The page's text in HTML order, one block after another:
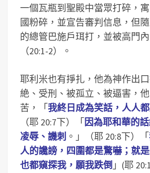
一個瓦瓶到聖殿中當眾打碎，
國粉碎，並宣告審判信息，但
的總管巴施戶珥打，並被高門
（20:1-2）。
耶利米也有掙扎，他為神作出
絶、受刑、被孤立、被逼害，
苦，「我終日成為笑話，人人
（耶 20:7下）「因為耶和華的
凌辱、譏刺 。」（耶 20:8下）「
人的讒謗，四圍都是驚嚇；就
也都窺探我，願我跌倒 」(耶